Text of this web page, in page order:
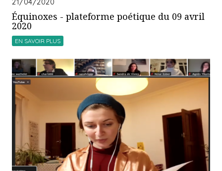
Équinoxes - plateforme poétique du 09 avril
2020
EN SAVOIR PLUS